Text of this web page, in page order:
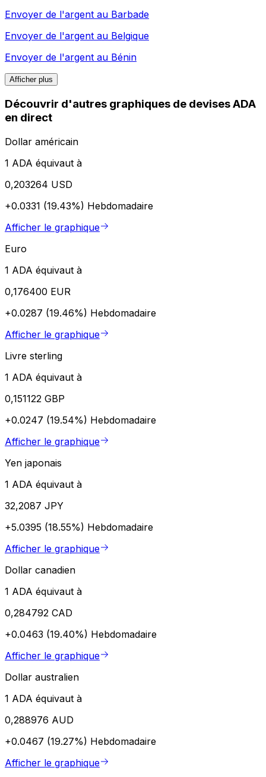
Envoyer de l'argent au Barbade
Envoyer de l'argent au Belgique
Envoyer de l'argent au Bénin
Afficher plus
Découvrir d'autres graphiques de devises ADA
en direct
Dollar américain
1 ADA équivaut à
0,203264 USD
+0.0331 (19.43%) Hebdomadaire
Afficher le graphique
Euro
1 ADA équivaut à
0,176400 EUR
+0.0287 (19.46%) Hebdomadaire
Afficher le graphique
Livre sterling
1 ADA équivaut à
0,151122 GBP
+0.0247 (19.54%) Hebdomadaire
Afficher le graphique
Yen japonais
1 ADA équivaut à
32,2087 JPY
+5.0395 (18.55%) Hebdomadaire
Afficher le graphique
Dollar canadien
1 ADA équivaut à
0,284792 CAD
+0.0463 (19.40%) Hebdomadaire
Afficher le graphique
Dollar australien
1 ADA équivaut à
0,288976 AUD
+0.0467 (19.27%) Hebdomadaire
Afficher le graphique